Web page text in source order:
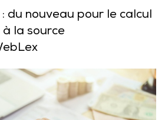
du nouveau pour le calcul
la source